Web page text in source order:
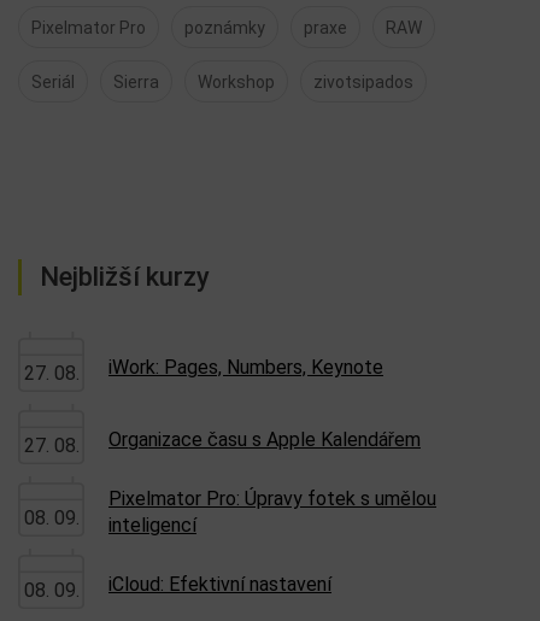
Pixelmator Pro poznámky praxe RAW
Seriál Sierra Workshop zivotsipados
Nejbližší kurzy
27. 08. iWork: Pages, Numbers, Keynote
27. 08. Organizace času s Apple Kalendářem
08. 09.
Pixelmator Pro: Úpravy fotek s umělou
inteligencí
08. 09. iCloud: Efektivní nastavení